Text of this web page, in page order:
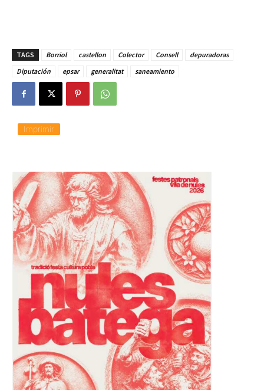
TAGS Borriol castellon Colector Consell
depuradoras
Diputación
epsar generalitat saneamiento
Imprimir